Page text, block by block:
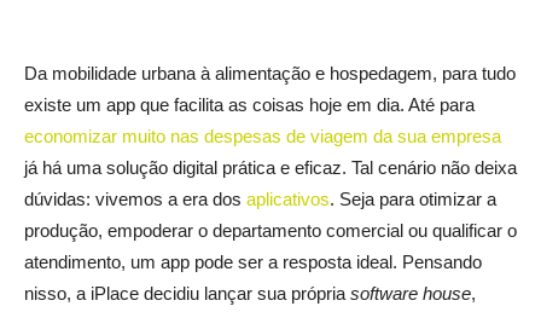
Da mobilidade urbana à alimentação e hospedagem, para tudo
existe um app que facilita as coisas hoje em dia. Até para
economizar muito nas despesas de viagem da sua empresa
já há uma solução digital prática e eficaz. Tal cenário não deixa
dúvidas: vivemos a era dos aplicativos. Seja para otimizar a
produção, empoderar o departamento comercial ou qualificar o
atendimento, um app pode ser a resposta ideal. Pensando
nisso, a iPlace decidiu lançar sua própria software house,